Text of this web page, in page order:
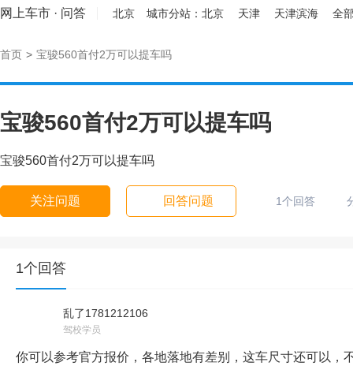
网上车市 · 问答 北京 城市分站： 北京 天津 天津滨海 全
首页 > 宝骏560首付2万可以提车吗
宝骏560首付2万可以提车吗
宝骏560首付2万可以提车吗
关注问题 回答问题 1个回答
1个回答
乱了1781212106
驾校学员
你可以参考官方报价，各地落地有差别，这车尺寸还可以，